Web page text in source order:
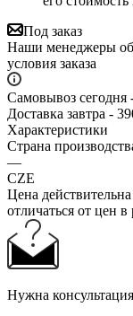
Под заказ
Наши менеджеры
условия заказа
Самовывоз сегодня
Доставка завтра -
Характеристики
Страна
—
CZE
Цена
отличаться от цен
Нужна